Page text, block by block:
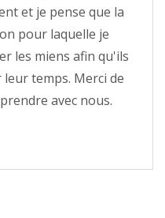
et je pense que la
pour laquelle je
les miens afin qu'ils
temps. Merci de
avec nous.